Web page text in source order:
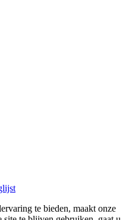
te bieden, maakt onze